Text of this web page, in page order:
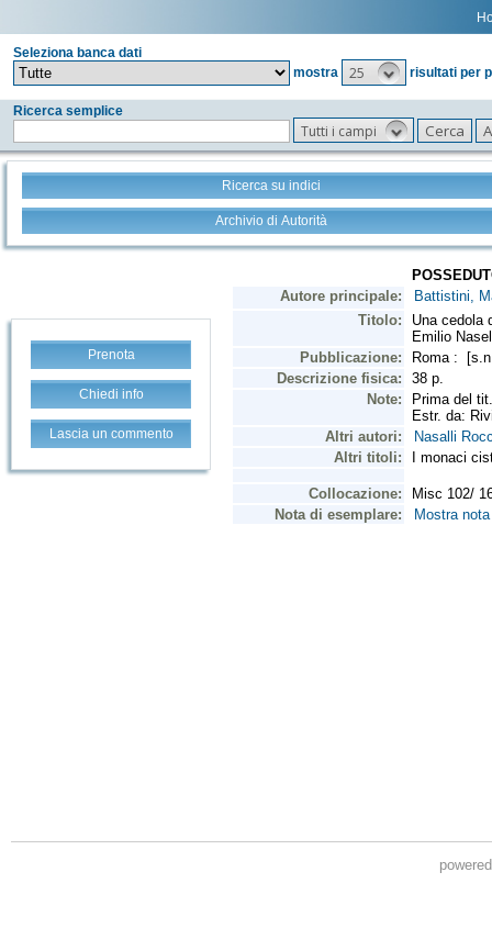
Seleziona banca dati
mostra
25 risultati per
Ricerca semplice
Tutti i campi
Ricerca su indici
Archivio di Autorità
Prenota
Chiedi info
Lascia un commento